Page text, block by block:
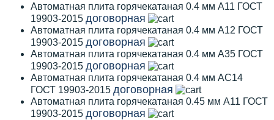
Автоматная плита горячекатаная 0.4 мм А11 ГОСТ
19903-2015 договорная
Автоматная плита горячекатаная 0.4 мм А12 ГОСТ
19903-2015 договорная
Автоматная плита горячекатаная 0.4 мм А35 ГОСТ
19903-2015 договорная
Автоматная плита горячекатаная 0.4 мм АС14
ГОСТ 19903-2015 договорная
Автоматная плита горячекатаная 0.45 мм А11 ГОСТ
19903-2015 договорная